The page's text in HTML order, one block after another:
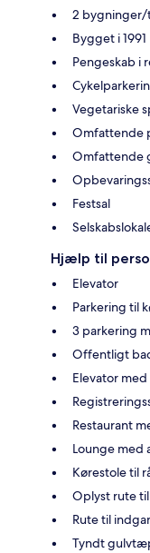
2 bygninger/
Bygget i 1991
Pengeskab i
Vegetariske
Omfattende
Omfattende
Festsal
Hjælp til
Elevator
Parkering til
3 parkering
Offentligt
Elevator
Restaurant
Lounge med
Kørestole til
Oplyst rute
Rute til
Tyndt